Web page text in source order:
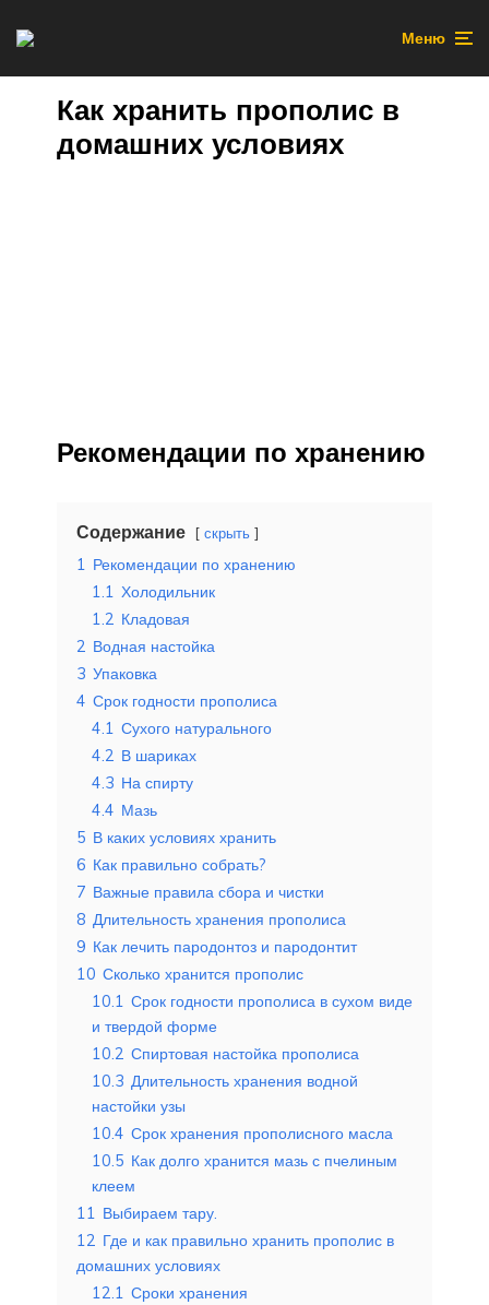
Меню
Как хранить прополис в
домашних условиях
Рекомендации по хранению
Содержание скрыть
1 Рекомендации по хранению
1.1 Холодильник
1.2 Кладовая
2 Водная настойка
3 Упаковка
4 Срок годности прополиса
4.1 Сухого натурального
4.2 В шариках
4.3 На спирту
4.4 Мазь
5 В каких условиях хранить
6 Как правильно собрать?
7 Важные правила сбора и чистки
8 Длительность хранения прополиса
9 Как лечить пародонтоз и пародонтит
10 Сколько хранится прополис
10.1 Срок годности прополиса в сухом виде
и твердой форме
10.2 Спиртовая настойка прополиса
10.3 Длительность хранения водной
настойки узы
10.4 Срок хранения прополисного масла
10.5 Как долго хранится мазь с пчелиным
клеем
11 Выбираем тару.
12 Где и как правильно хранить прополис в
домашних условиях
12.1 Сроки хранения